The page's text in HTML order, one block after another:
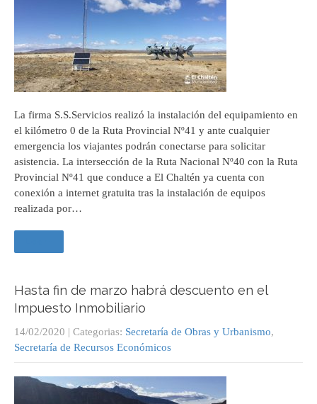
La firma S.S.Servicios realizó la instalación del equipamiento en
el kilómetro 0 de la Ruta Provincial Nº41 y ante cualquier
emergencia los viajantes podrán conectarse para solicitar
asistencia. La intersección de la Ruta Nacional Nº40 con la Ruta
Provincial Nº41 que conduce a El Chaltén ya cuenta con
conexión a internet gratuita tras la instalación de equipos
realizada por…
Hasta fin de marzo habrá descuento en el
Impuesto Inmobiliario
14/02/2020 | Categorias: Secretaría de Obras y Urbanismo,
Secretaría de Recursos Económicos